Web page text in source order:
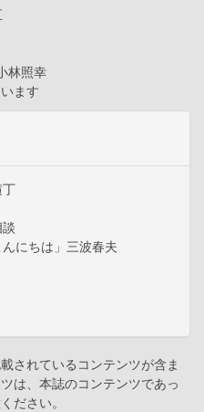
林照幸
ます
丁
にちは」三波春夫
されているコンテンツが含ま
は、本誌のコンテンツであっ
ださい。